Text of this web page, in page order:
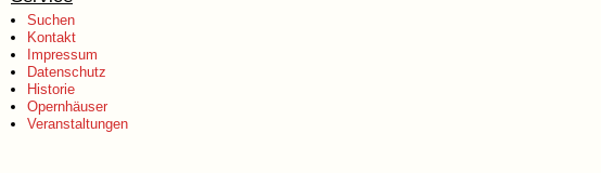
Suchen
Kontakt
Impressum
Datenschutz
Historie
Opernhäuser
Veranstaltungen